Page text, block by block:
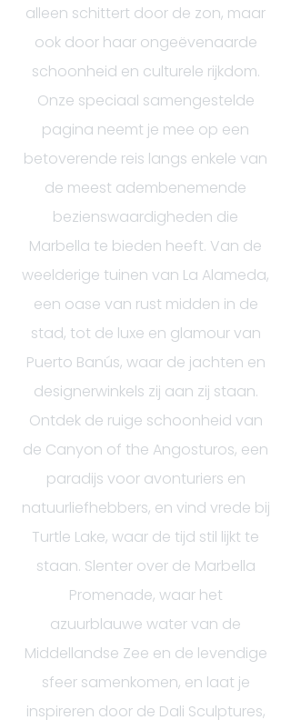
alleen schittert door de zon, maar
ook door haar ongeëvenaarde
schoonheid en culturele rijkdom.
Onze speciaal samengestelde
pagina neemt je mee op een
betoverende reis langs enkele van
de meest adembenemende
bezienswaardigheden die
Marbella te bieden heeft. Van de
weelderige tuinen van La Alameda,
een oase van rust midden in de
stad, tot de luxe en glamour van
Puerto Banús, waar de jachten en
designerwinkels zij aan zij staan.
Ontdek de ruige schoonheid van
de Canyon of the Angosturos, een
paradijs voor avonturiers en
natuurliefhebbers, en vind vrede bij
Turtle Lake, waar de tijd stil lijkt te
staan. Slenter over de Marbella
Promenade, waar het
azuurblauwe water van de
Middellandse Zee en de levendige
sfeer samenkomen, en laat je
inspireren door de Dali Sculptures,